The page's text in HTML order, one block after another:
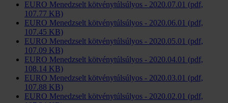
EURO Menedzselt kötvénytúlsúlyos - 2020.07.01 (pdf,
107.77 KB)
EURO Menedzselt kötvénytúlsúlyos - 2020.06.01 (pdf,
107.45 KB)
EURO Menedzselt kötvénytúlsúlyos - 2020.05.01 (pdf,
107.09 KB)
EURO Menedzselt kötvénytúlsúlyos - 2020.04.01 (pdf,
108.14 KB)
EURO Menedzselt kötvénytúlsúlyos - 2020.03.01 (pdf,
107.88 KB)
EURO Menedzselt kötvénytúlsúlyos - 2020.02.01 (pdf,